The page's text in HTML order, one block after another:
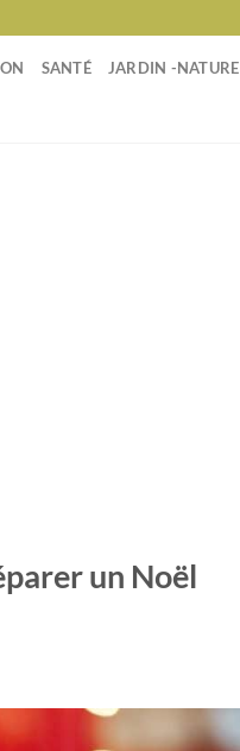
SANTÉ JARDIN -NATURE
un Noël